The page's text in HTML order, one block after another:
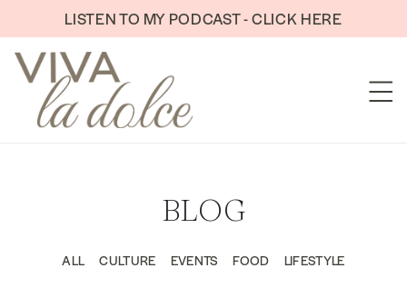
Skip to contentLISTEN TO MY PODCAST - CLICK HERE
BLOG
ALL CULTURE EVENTS FOOD LIFESTYLE